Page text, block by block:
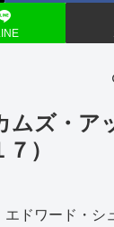
ムズ・ア
）
エドワード・シ